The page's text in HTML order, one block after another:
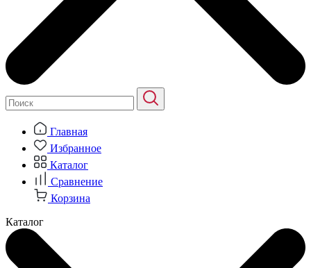
Главная
Избранное
Каталог
Сравнение
Корзина
Каталог